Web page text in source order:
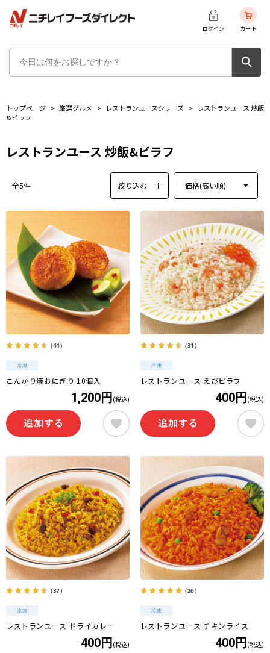
ログイン カート
トップページ > 厳選グルメ > レストランユースシリーズ >
レストランユース 炒飯
&ピラフ
レストランユース 炒飯&ピラフ
絞り込む 価格(高い順)
全5件
（44）
こんがり焼おにぎり 10個入
1,200円 (税込)
（31）
レストランユース えびピラフ
400円 (税込)
（37）
レストランユース ドライカレー
400円 (税込)
（26）
レストランユース チキンライス
400円 (税込)